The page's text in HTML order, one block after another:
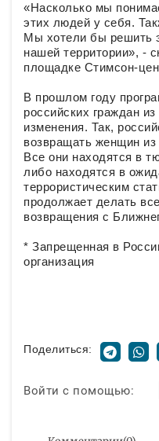
«Насколько мы
этих людей у себя.
Мы хотели бы решить
нашей территории», -
площадке Стимсон-
В прошлом году
российских граждан
изменения. Так,
возвращать женщин из
Все они находятся в
либо находятся в
террористическим
продолжает делать
возвращения с
* Запрещенная в
организация
Поделиться:
Войти с помощью: